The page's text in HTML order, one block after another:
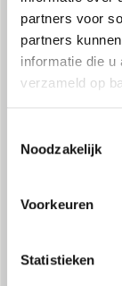
partners voor
partners
informatie die u
verzameld op
Noodzakelijk
Voorkeuren
Statistieken
Hij kan